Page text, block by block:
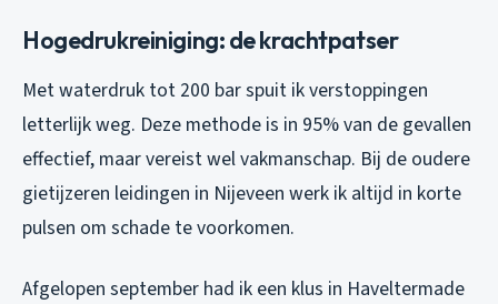
Hogedrukreiniging: de krachtpatser
Met waterdruk tot 200 bar spuit ik verstoppingen
letterlijk weg. Deze methode is in 95% van de gevallen
effectief, maar vereist wel vakmanschap. Bij de oudere
gietijzeren leidingen in Nijeveen werk ik altijd in korte
pulsen om schade te voorkomen.
Afgelopen september had ik een klus in Haveltermade